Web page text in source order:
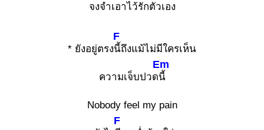
จงจำเอาไว้รักตัวเอง
* ยังอยู่ตรง
F
นี้ถึงแม้ไม่มีใครเห็น
ความเจ็บปวด
Em
นี้
Nobody feel my pain
F